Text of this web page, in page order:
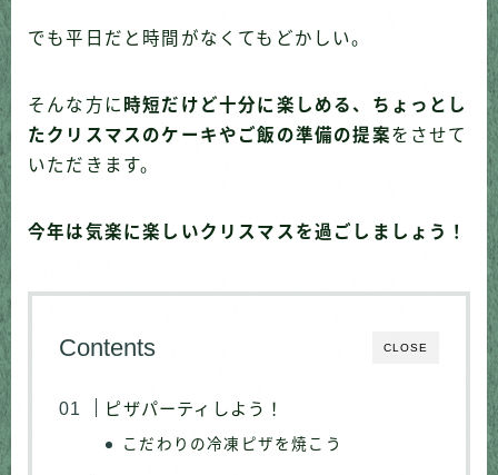
でも平日だと時間がなくてもどかしい。
そんな方に 時短だけど十分に楽しめる、ちょっとし
たクリスマスのケーキやご飯の準備の提案をさせて
いただきます。
今年は気楽に楽しいクリスマスを過ごしましょう！
CLOSE
Contents
ピザパーティしよう！
こだわりの冷凍ピザを焼こう